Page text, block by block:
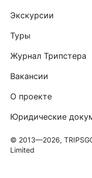
Экскурсии
Туры
Журнал Трипстера
Вакансии
О проекте
Юридические
© 2013—2026,
Limited